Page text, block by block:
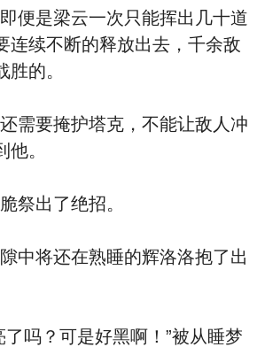
是梁云一次只能挥出几十道
连续不断的释放出去，千余敌
胜的。
要掩护塔克，不能让敌人冲
。
出了绝招。
将还在熟睡的辉洛洛抱了出
？可是好黑啊！”被从睡梦